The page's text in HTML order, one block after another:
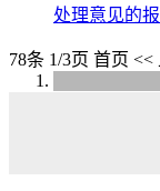
处理意见的
78条 1/3页 首页 <<